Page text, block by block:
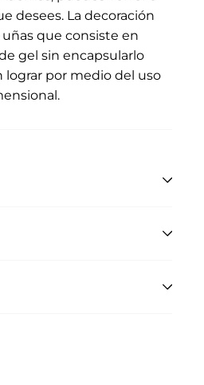
desees. La decoración
que consiste en
gel sin encapsularlo
lograr por medio del uso